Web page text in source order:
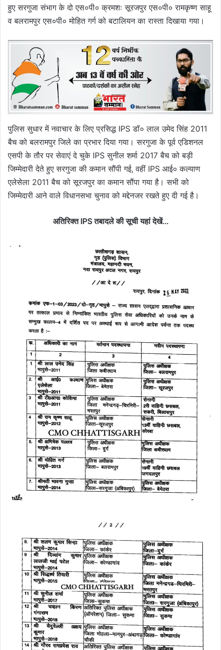
हुए सरगुजा संभाग के दो एस०पी० क्रमशः सूरजपुर एस०पी० रामकृष्ण साहू
व बलरामपुर एस०पी० मोहित गर्ग को बटालियन का रास्ता दिखाया गया।
पुलिस सुधार में नवाचार के लिए प्रसिद्ध IPS डॉ० लाल उमेद सिंह 2011
बैच को बलरामपुर जिले का प्रभार दिया गया। सरगुजा के पूर्व एडिशनल
एसपी के तौर पर सेवाएं दे चुके IPS सुनील शर्मा 2017 बैच को बड़ी
जिम्मेदारी देते हुए सरगुजा की कमान सौंपी गई, वहीं IPS आई० कल्याण
एलेसेला 2011 बैच को सूरजपुर का कमान सौंपा गया है। सभी को
जिम्मेदारी आने वाले विधानसभा चुनाव को मद्देनजर रखते हुए दी गई है।
अतिरिक्त IPS तबादले की सूची यहां देखें…